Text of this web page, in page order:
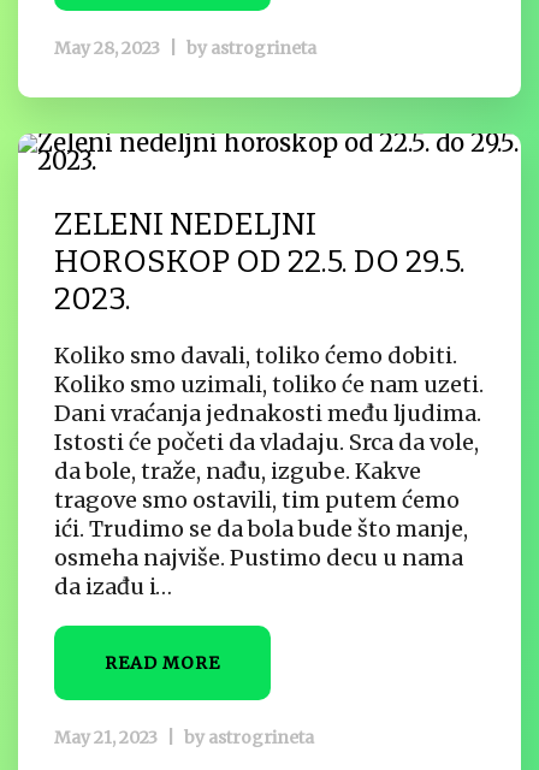
May 28, 2023 by astrogrineta
ZELENI NEDELJNI
HOROSKOP OD 22.5. DO 29.5.
2023.
Koliko smo davali, toliko ćemo dobiti.
Koliko smo uzimali, toliko će nam uzeti.
Dani vraćanja jednakosti među ljudima.
Istosti će početi da vladaju. Srca da vole,
da bole, traže, nađu, izgube. Kakve
tragove smo ostavili, tim putem ćemo
ići. Trudimo se da bola bude što manje,
osmeha najviše. Pustimo decu u nama
da izađu i…
READ MORE
May 21, 2023 by astrogrineta